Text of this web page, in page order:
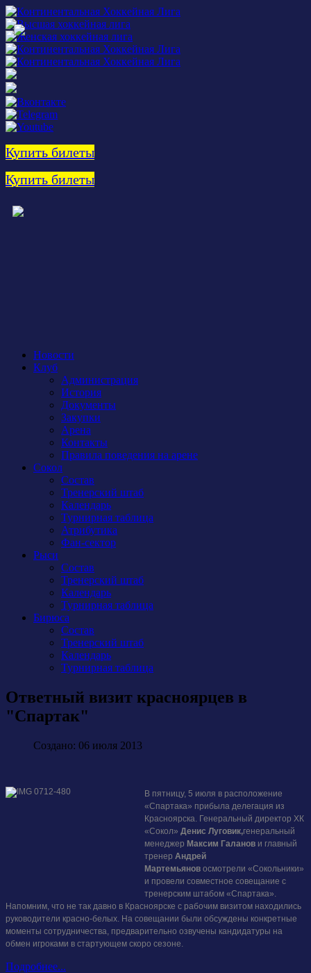
Купить билеты
Купить билеты
Новости
Клуб
Администрация
История
Документы
Закупки
Арена
Контакты
Правила поведения на арене
Сокол
Состав
Тренерский штаб
Календарь
Турнирная таблица
Атрибутика
Фан-сектор
Рыси
Состав
Тренерский штаб
Календарь
Турнирная таблица
Бирюса
Состав
Тренерский штаб
Календарь
Турнирная таблица
Ответный визит красноярцев в
"Спартак"
Создано: 06 июля 2013
В пятницу, 5 июля в расположение
«Спартака» прибыла делегация из
Красноярска. Генеральный директор ХК
«Сокол» Денис Луговик,генеральный
менеджер Максим Галанов и главный
тренер Андрей
Мартемьянов осмотрели «Сокольники»
и провели совместное совещание с
тренерским штабом «Спартака».
Напомним, что не так давно в Красноярске с рабочим визитом находились
руководители красно-белых. На совещании были обсуждены конкретные
моменты сотрудничества, предварительно озвучены кандидатуры на
обмен игроками в стартующем скоро сезоне.
Подробнее...